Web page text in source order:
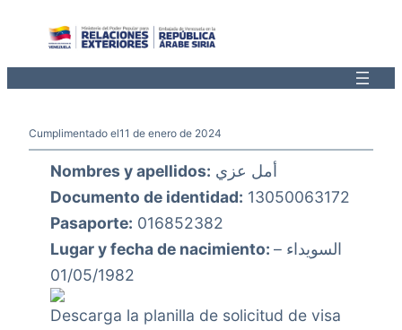
Cumplimentado el11 de enero de 2024
Nombres y apellidos: أمل عزي
Documento de identidad: 13050063172
Pasaporte: 016852382
Lugar y fecha de nacimiento: السويداء –
01/05/1982
Descarga la planilla de solicitud de visa